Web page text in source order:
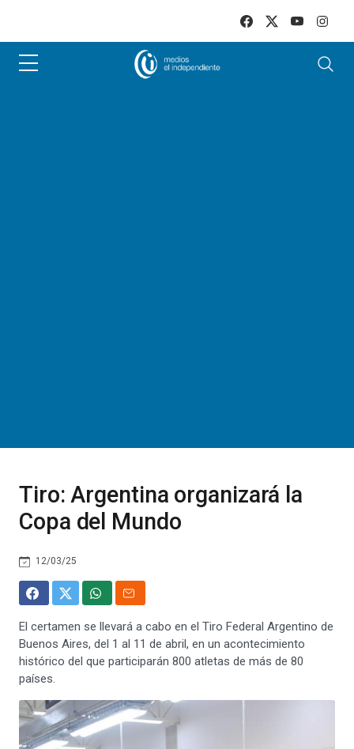
Tiro: Argentina organizará la
Copa del Mundo
12/03/25
El certamen se llevará a cabo en el Tiro Federal Argentino de
Buenos Aires, del 1 al 11 de abril, en un acontecimiento
histórico del que participarán 800 atletas de más de 80
países.